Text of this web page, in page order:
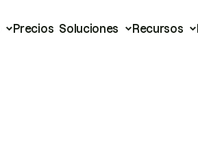
Precios Soluciones Recursos